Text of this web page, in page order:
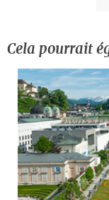
Cela pourrait